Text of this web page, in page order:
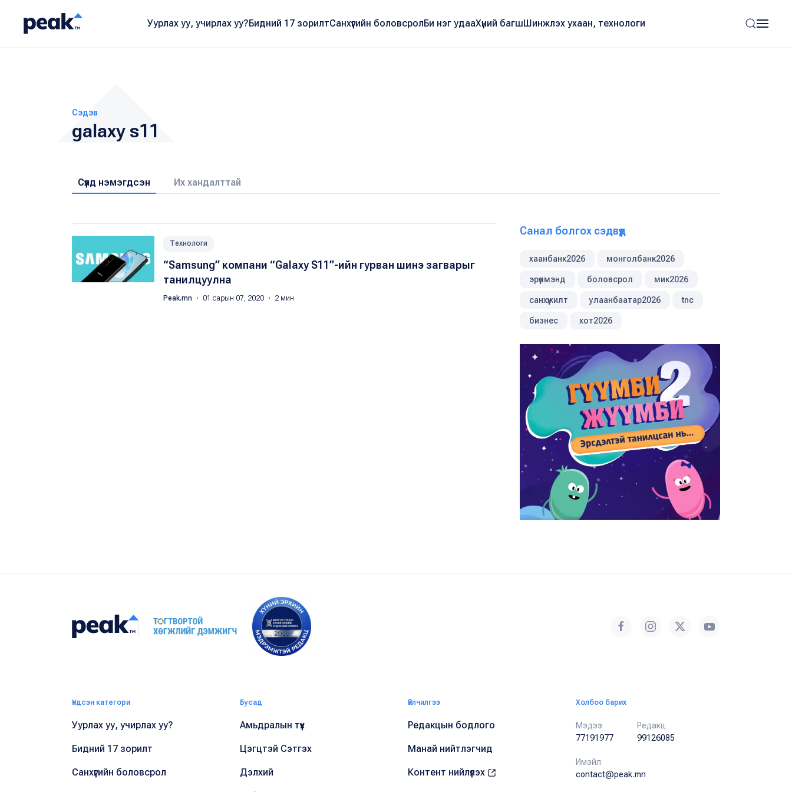
Уурлах уу, учирлах уу?Бидний 17 зорилтСанхүүгийн боловсролБи нэг удааХүний багшШинжлэх ухаан, технологи
Сэдэв
galaxy s11
Сүүлд нэмэгдсэн Их хандалттай
Технологи
“Samsung” компани “Galaxy S11”-ийн гурван шинэ загварыг
танилцуулна
Peak.mn ・ 01 сарын 07, 2020 ・ 2 мин
Санал болгох сэдвүүд
хаанбанк2026 монголбанк2026
эрүүлмэнд боловсрол мик2026
санхүүжилт улаанбаатар2026 tnc
бизнес хот2026
Үндсэн категори
Уурлах уу, учирлах уу?
Бидний 17 зорилт
Санхүүгийн боловсрол
Бусад
Амьдралын түүх
Цэгцтэй Сэтгэх
Дэлхий
Үйлчилгээ
Редакцын бодлого
Манай нийтлэгчид
Контент нийлүүлэх
Холбоо барих
Мэдээ
77191977
Редакц
99126085
Имэйл
contact@peak.mn